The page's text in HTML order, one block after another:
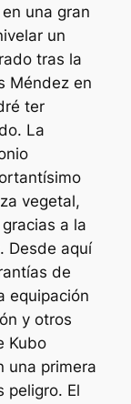
una gran
un
tras la
Méndez en
ter
La
vegetal,
a la
Desde aquí
de
equipación
y otros
Kubo
una primera
peligro. El